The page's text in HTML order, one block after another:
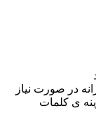
در صورت نیاز
ی کلمات